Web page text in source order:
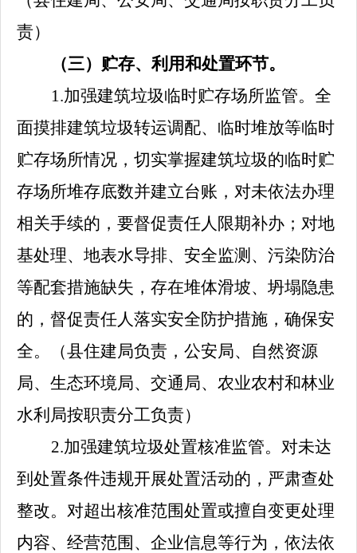
责）
（三）贮存、利用和处置环节。
1.加强建筑垃圾临时贮存场所监管。全
面摸排建筑垃圾转运调配、临时堆放等临时
贮存场所情况，切实掌握建筑垃圾的临时贮
存场所堆存底数并建立台账，对未依法办理
相关手续的，要督促责任人限期补办；对地
基处理、地表水导排、安全监测、污染防治
等配套措施缺失，存在堆体滑坡、坍塌隐患
的，督促责任人落实安全防护措施，确保安
全。
（县住建局负责，公安局、自然资源
局、生态环境局、交通局、 农业农村和林业
水利局按职责分工负责）
2.加强建筑垃圾处置核准监管。对未达
到处置条件违规开展处置活动的，严肃查处
整改。对超出核准范围处置或擅自变更处理
内容、经营范围、企业信息等行为，依法依